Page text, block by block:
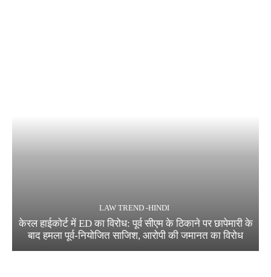
LAW TREND -HINDI
केरल हाईकोर्ट में ED का विरोध: पूर्व सीएम के ठिकाने पर छापेमारी के
बाद हमला पूर्व-नियोजित साजिश, आरोपी की जमानत का विरोध